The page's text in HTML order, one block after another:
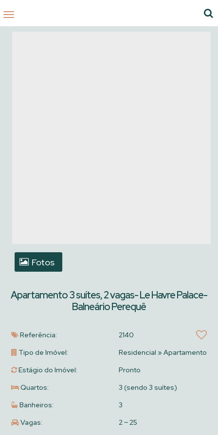
Fotos
Apartamento 3 suítes, 2 vagas- Le Havre Palace-
Balneário Perequê
Referência:
2140
Tipo de Imóvel:
Residencial » Apartamento
Estágio do Imóvel:
Pronto
Quartos:
3 (sendo 3 suítes)
Banheiros:
3
Vagas:
2 ~ 25